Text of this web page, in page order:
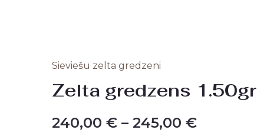
Sieviešu zelta gredzeni
Zelta gredzens 1.50gr
240,00 €– 245,00 €
Zelta
gredzens
daudzums